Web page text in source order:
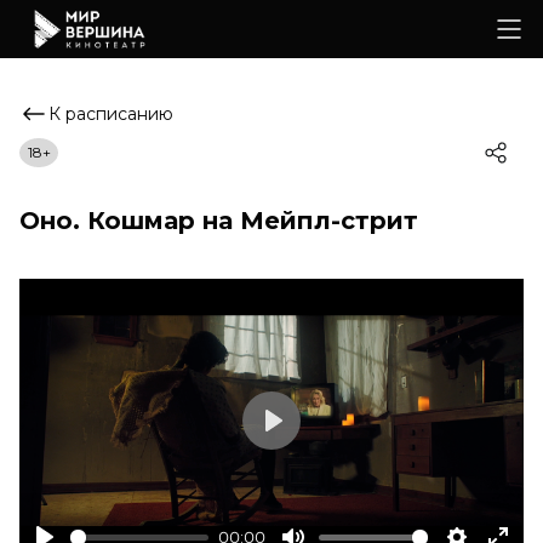
К расписанию
Оно. Кошмар на Мейпл-стрит
18+
00:00
Play